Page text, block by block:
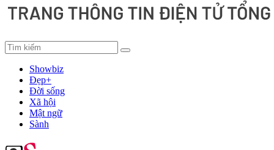
Showbiz
Đẹp+
Đời sống
Xã hội
Mật ngữ
Sành